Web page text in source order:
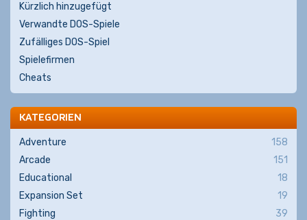
Kürzlich hinzugefügt
Verwandte DOS-Spiele
Zufälliges DOS-Spiel
Spielefirmen
Cheats
KATEGORIEN
Adventure
158
Arcade
151
Educational
18
Expansion Set
19
Fighting
39